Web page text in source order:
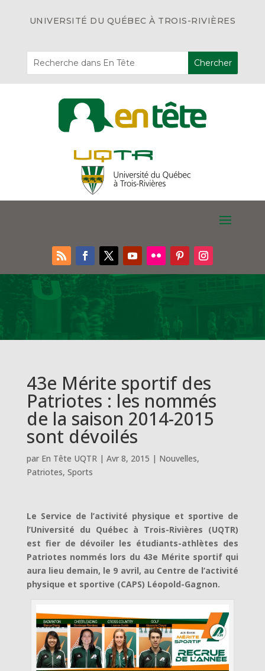
UNIVERSITÉ DU QUÉBEC À TROIS-RIVIÈRES
43e Mérite sportif des
Patriotes : les nommés
de la saison 2014-2015
sont dévoilés
par En Tête UQTR| Avr 8, 2015 | Nouvelles,
Patriotes, Sports
Le Service de l’activité physique et sportive de
l’Université du Québec à Trois-Rivières (UQTR)
est fier de dévoiler les étudiants-athlètes des
Patriotes nommés lors du 43e Mérite sportif qui
aura lieu demain, le 9 avril, au Centre de l’activité
physique et sportive (CAPS) Léopold-Gagnon.